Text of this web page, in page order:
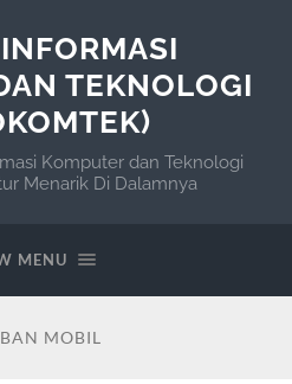
TEKNOLOGI
Komputer dan Teknologi
Menarik Di Dalamnya
MENU
BAN MOBIL